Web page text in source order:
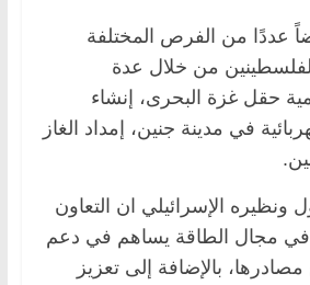
عددًا من الفرص المختلفة
من خلال عدة
حقل غزة البحرى، إنشاء
في مدينة جنين، إمداد الغاز
ونظيره الإسرائيلي ان التعاون
في مجال الطاقة يساهم في دعم
بالإضافة إلى تعزيز